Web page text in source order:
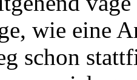
wie eine
schon